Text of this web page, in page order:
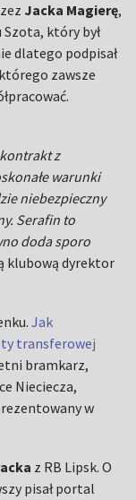
Jacka Magierę,
Szota, który był
dlatego podpisał
zawsze
z
warunki
niebezpieczny
Serafin to
doda sporo
klubową dyrektor
Jak
transferowej
bramkarz,
Nieciecza,
w
z RB Lipsk. O
pisał portal